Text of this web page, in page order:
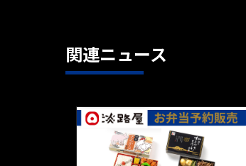
関連ニュース